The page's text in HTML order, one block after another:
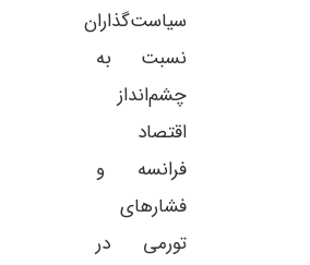
سیاست‌گذاران
نسبت به
چشم‌انداز
اقتصاد
فرانسه و
فشارهای
تورمی در